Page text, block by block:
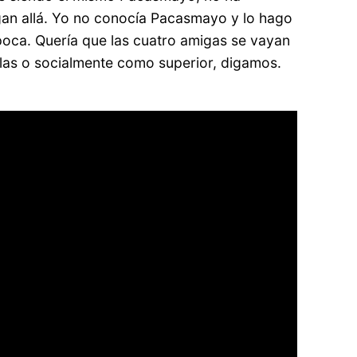
allá. Yo no conocía Pacasmayo y lo hago
Quería que las cuatro amigas se vayan
o socialmente como superior, digamos.